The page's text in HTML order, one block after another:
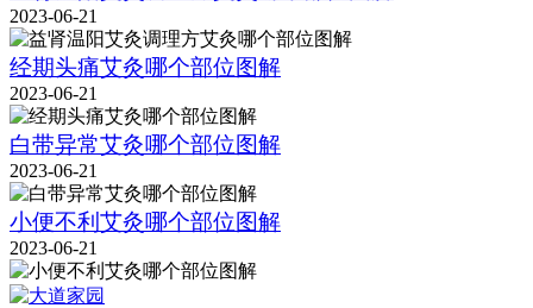
2023-06-21
经期头痛艾灸哪个部位图解
2023-06-21
白带异常艾灸哪个部位图解
2023-06-21
小便不利艾灸哪个部位图解
2023-06-21